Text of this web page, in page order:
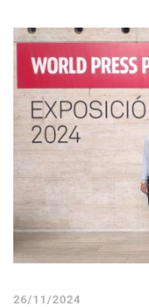
26/11/2024